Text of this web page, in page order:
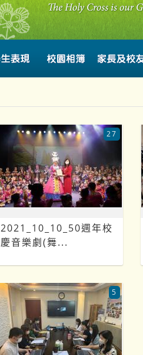
2021_10_10_50週年校
慶音樂劇(舞...
27
5